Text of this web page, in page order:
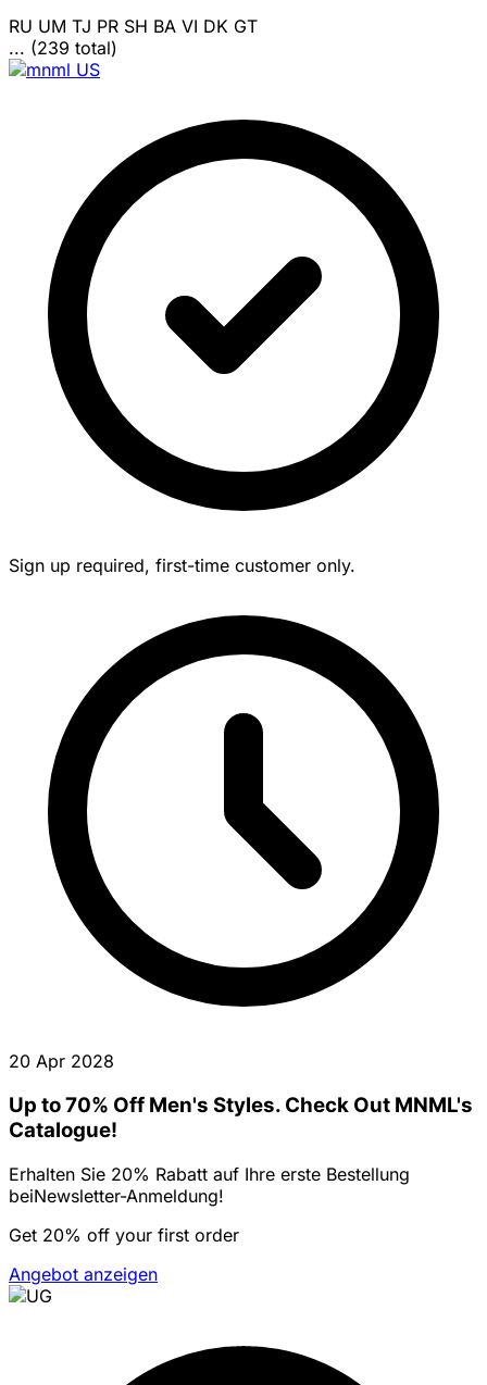
RU UM TJ PR SH BA VI DK GT
... (239 total)
Sign up required, first-time customer only.
20 Apr 2028
Up to 70% Off Men's Styles. Check Out MNML's
Catalogue!
Erhalten Sie 20% Rabatt auf Ihre erste Bestellung
beiNewsletter-Anmeldung!
Get 20% off your first order
Angebot anzeigen